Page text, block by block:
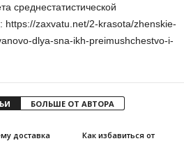
среднестатистической
https://zaxvatu.net/2-krasota/zhenskie-
dlya-sna-ikh-preimushchestvo-i-
БОЛЬШЕ ОТ АВТОРА
доставка
Как избавиться от